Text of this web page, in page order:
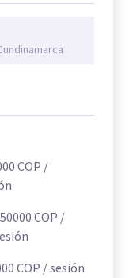
COP /
COP /
COP / sesión